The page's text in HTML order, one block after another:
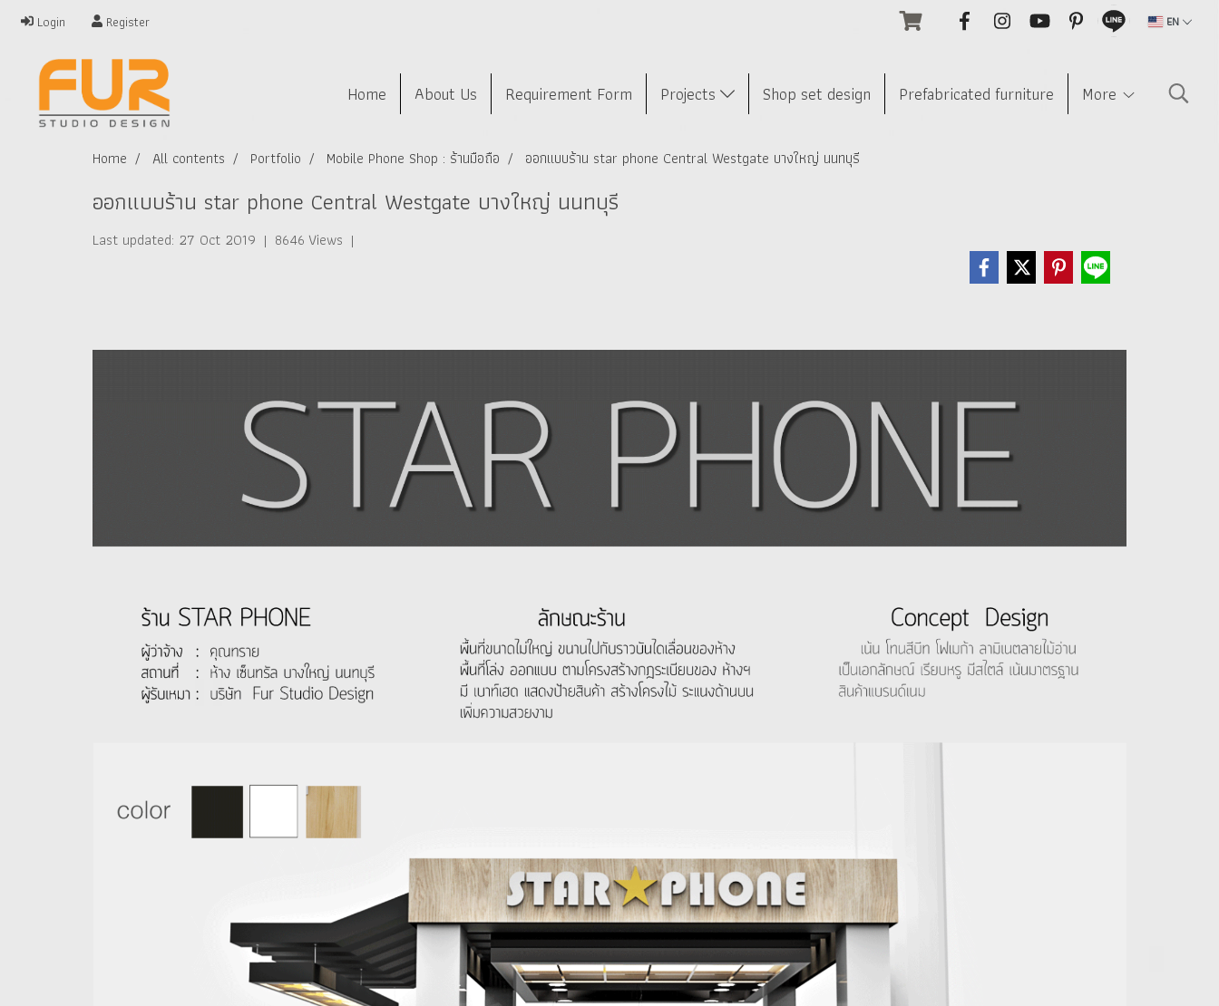
Login Register EN
Home About Us Requirement Form Projects Shop set design Prefabricated furniture More
Home All contents Portfolio Mobile Phone Shop : ร้านมือถือ ออกแบบร้าน star phone Central Westgate บางใหญ่ นนทบุรี
ออกแบบร้าน star phone Central Westgate บางใหญ่ นนทบุรี
Last updated: 27 Oct 2019 | 8646 Views |